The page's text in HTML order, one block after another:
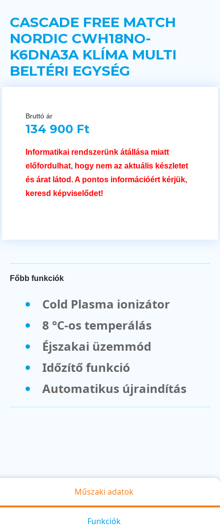
CASCADE FREE MATCH
NORDIC CWH18NO-
K6DNA3A KLÍMA MULTI
BELTÉRI EGYSÉG
Bruttó ár
134 900 Ft
Informatikai rendszerünk átállása miatt
előfordulhat, hogy nem az aktuális készletet
és árat látod. A pontos információért kérjük,
keresd képviselődet!
Főbb funkciók
Cold Plasma ionizátor
8 °C-os temperálás
Éjszakai üzemmód
Időzítő funkció
Automatikus újraindítás
Műszaki adatok
Funkciók